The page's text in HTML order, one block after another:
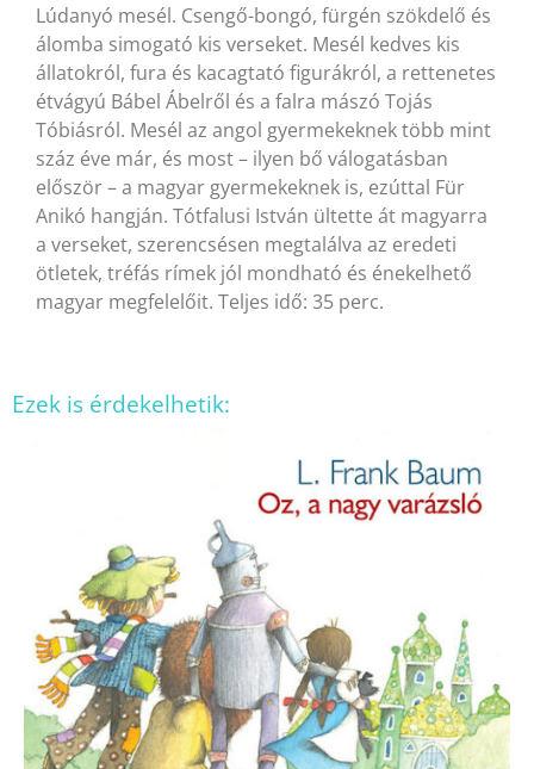
Lúdanyó mesél. Csengő-bongó, fürgén szökdelő és
álomba simogató kis verseket. Mesél kedves kis
állatokról, fura és kacagtató figurákról, a rettenetes
étvágyú Bábel Ábelről és a falra mászó Tojás
Tóbiásról. Mesél az angol gyermekeknek több mint
száz éve már, és most – ilyen bő válogatásban
először – a magyar gyermekeknek is, ezúttal Für
Anikó hangján. Tótfalusi István ültette át magyarra
a verseket, szerencsésen megtalálva az eredeti
ötletek, tréfás rímek jól mondható és énekelhető
magyar megfelelőit. Teljes idő: 35 perc.
Ezek is érdekelhetik: